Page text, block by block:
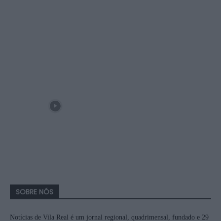
SOBRE NÓS
Notícias de Vila Real é um jornal regional, quadrimensal, fundado e 29